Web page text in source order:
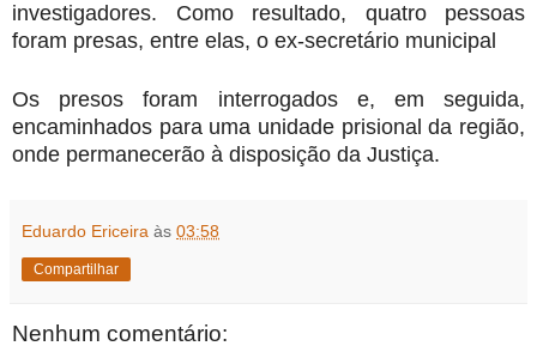
investigadores. Como resultado, quatro pessoas
foram presas, entre elas, o ex-secretário municipal
Os presos foram interrogados e, em seguida,
encaminhados para uma unidade prisional da região,
onde permanecerão à disposição da Justiça.
Eduardo Ericeira às 03:58
Compartilhar
Nenhum comentário: